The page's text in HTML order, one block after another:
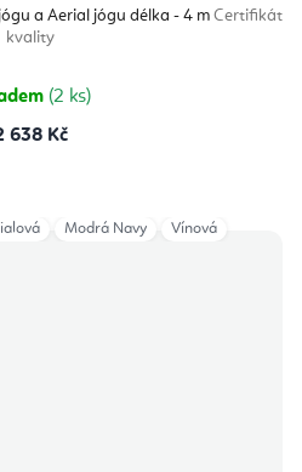
a Aerial jógu délka - 4 m Certifikát
kvality
produktu
je
hvězdiček.
(2 ks)
638 Kč
Modrá Navy Vínová